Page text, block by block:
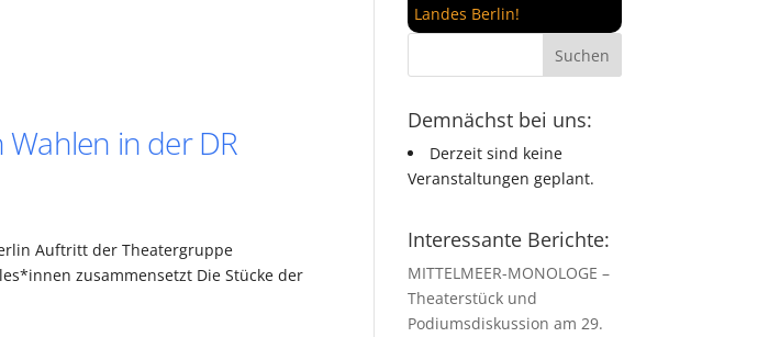
in der DR
Auftritt der Theatergruppe
zusammensetzt Die Stücke der
Landes Berlin!
Demnächst bei uns:
Derzeit sind keine
Veranstaltungen geplant.
Interessante Berichte:
MITTELMEER-MONOLOGE –
Theaterstück und
Podiumsdiskussion am 29.